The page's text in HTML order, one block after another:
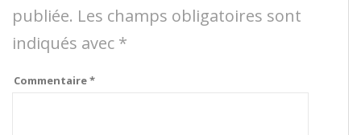
publiée. Les champs obligatoires sont
indiqués avec *
Commentaire*